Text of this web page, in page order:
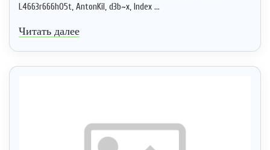
L4663r666h05t, AntonKil, d3b~x, Index ...
Читать далее